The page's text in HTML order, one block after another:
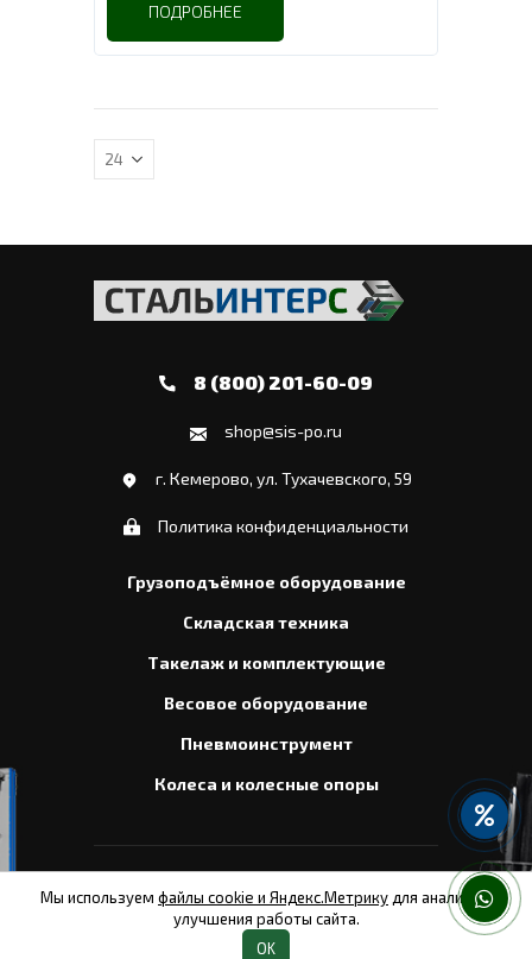
ПОДРОБНЕЕ
8 (800) 201-60-09
shop@sis-po.ru
г. Кемерово, ул. Тухачевского, 59
Политика конфиденциальности
Грузоподъёмное оборудование
Складская техника
Такелаж и комплектующие
Весовое оборудование
Пневмоинструмент
Колеса и колесные опоры
2026
© СтальИнтерСнаб
Сайт разработан в «Резалт»
Мы используем файлы cookie и Яндекс.Метрику для анализа и
улучшения работы сайта.
OK